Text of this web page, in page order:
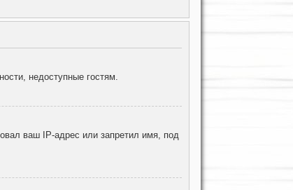
недоступные гостям.
ваш IP-адрес или запретил имя, под